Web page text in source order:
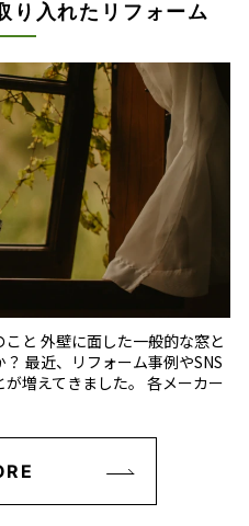
り入れたリフォーム
と 外壁に面した一般的な窓と
最近、リフォーム事例やSNS
増えてきました。 各メーカー